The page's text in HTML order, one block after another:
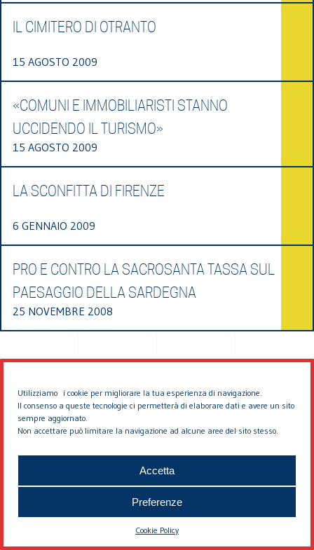
Utilizziamo i cookie per migliorare la tua esperienza di navigazione.
Il consenso a queste tecnologie ci permetterà di elaborare dati e avere un sito
sempre aggiornato.
Non accettare può limitare la navigazione ad alcune aree del sito stesso.
Accetta
Preferenze
Cookie Policy
IL CIMITERO DI OTRANTO
15 AGOSTO 2009
«COMUNI E IMMOBILIARISTI STANNO
UCCIDENDO IL TURISMO»
15 AGOSTO 2009
LA SCONFITTA DI FIRENZE
6 GENNAIO 2009
PRO E CONTRO LA SACROSANTA TASSA SUL
PAESAGGIO DELLA SARDEGNA
25 NOVEMBRE 2008
© 2026 EDDYBURG